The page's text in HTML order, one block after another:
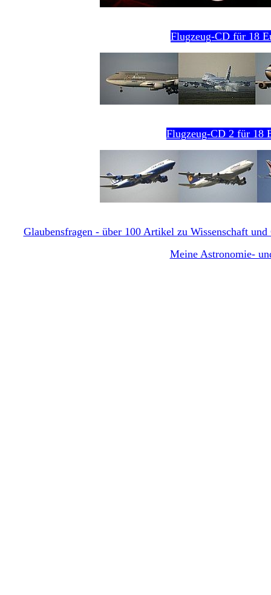
Flugzeug-CD für 18
Flugzeug-CD 2 für 18
Glaubensfragen - über 100 Artikel zu Wissenschaft
Meine Astronomie-